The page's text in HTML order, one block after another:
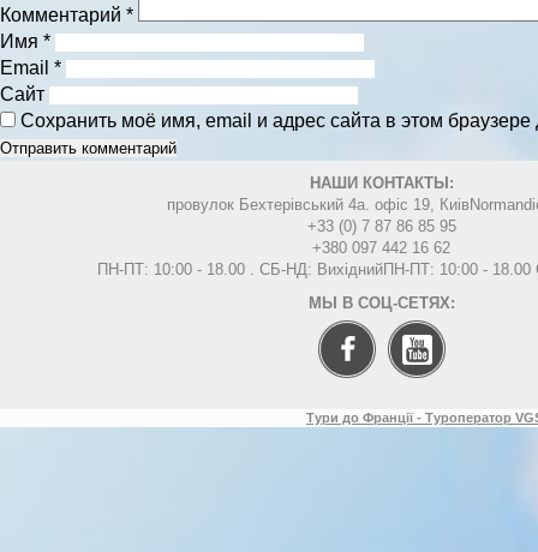
Комментарий *
Имя *
Email *
Сайт
Сохранить моё имя, email и адрес сайта в этом
НАШИ КОНТАКТЫ:
провулок Бехтерівський 4а. офіс 19, Киів
+33 (0) 7 87 86 85 95
+380 097 442 16 62
ПН-ПТ: 10:00 - 18.00 . СБ-НД: ВихіднийПН-ПТ: 10:00 -
МЫ В СОЦ-СЕТЯХ:
Тури до Франції - Туроператор